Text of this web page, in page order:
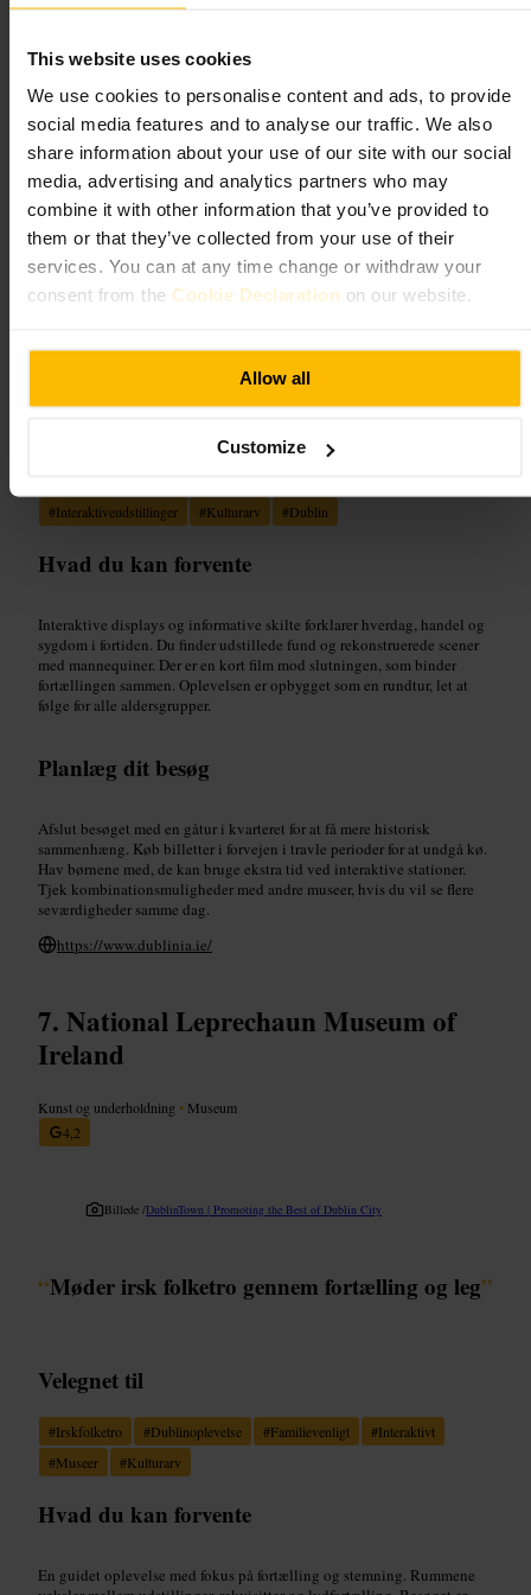
This website uses cookies
We use cookies to personalise content and ads, to provide
social media features and to analyse our traffic. We also
share information about your use of our site with our social
media, advertising and analytics partners who may
combine it with other information that you’ve provided to
them or that they’ve collected from your use of their
services. You can at any time change or withdraw your
consent from the Cookie Declaration on our website.
Allow all
Customize
Dublinia
Museum Museum •
Historisk museum
4,5
4
Billede / Dublinia
“Vikingetid og middelalder fortalt på en måde,
#Interaktiveudstillinger #Kulturarv #Dublin
Hvad du kan forvente
Interaktive displays og informative skilte forklarer hverdag, handel og
sygdom i fortiden. Du finder udstillede fund og rekonstruerede scener
med mannequiner. Der er en kort film mod slutningen, som binder
fortællingen sammen. Oplevelsen er opbygget som en rundtur, let at
følge for alle aldersgrupper.
Planlæg dit besøg
Afslut besøget med en gåtur i kvarteret for at få mere historisk
sammenhæng. Køb billetter i forvejen i travle perioder for at undgå kø.
Hav børnene med, de kan bruge ekstra tid ved interaktive stationer.
Tjek kombinationsmuligheder med andre museer, hvis du vil se flere
seværdigheder samme dag.
https://www.dublinia.ie/
National Leprechaun Museum of
Ireland
Kunst og underholdning • Museum
4,2
Billede /DublinTown | Promoting the Best of Dublin City
“Møder irsk folketro gennem fortælling og leg”
Velegnet til
#Irskfolketro #Dublinoplevelse #Familievenligt #Interaktivt
#Museer #Kulturarv
Hvad du kan forvente
En guidet oplevelse med fokus på fortælling og stemning. Rummene